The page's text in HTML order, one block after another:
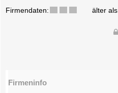
Firmendaten: älter
Firmeninfo